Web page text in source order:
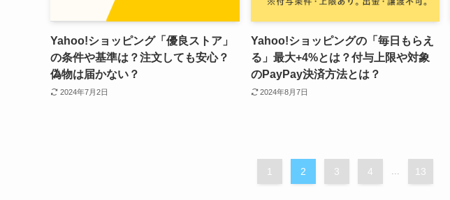
Yahoo!ショッピング「優良ストア」
の条件や基準は？注文しても安心？
偽物は届かない？
2024年7月2日
Yahoo!ショッピングの「毎日もらえ
る」最大+4%とは？付与上限や対象
のPayPay決済方法とは？
2024年8月7日
1 2 3 4 ... 13